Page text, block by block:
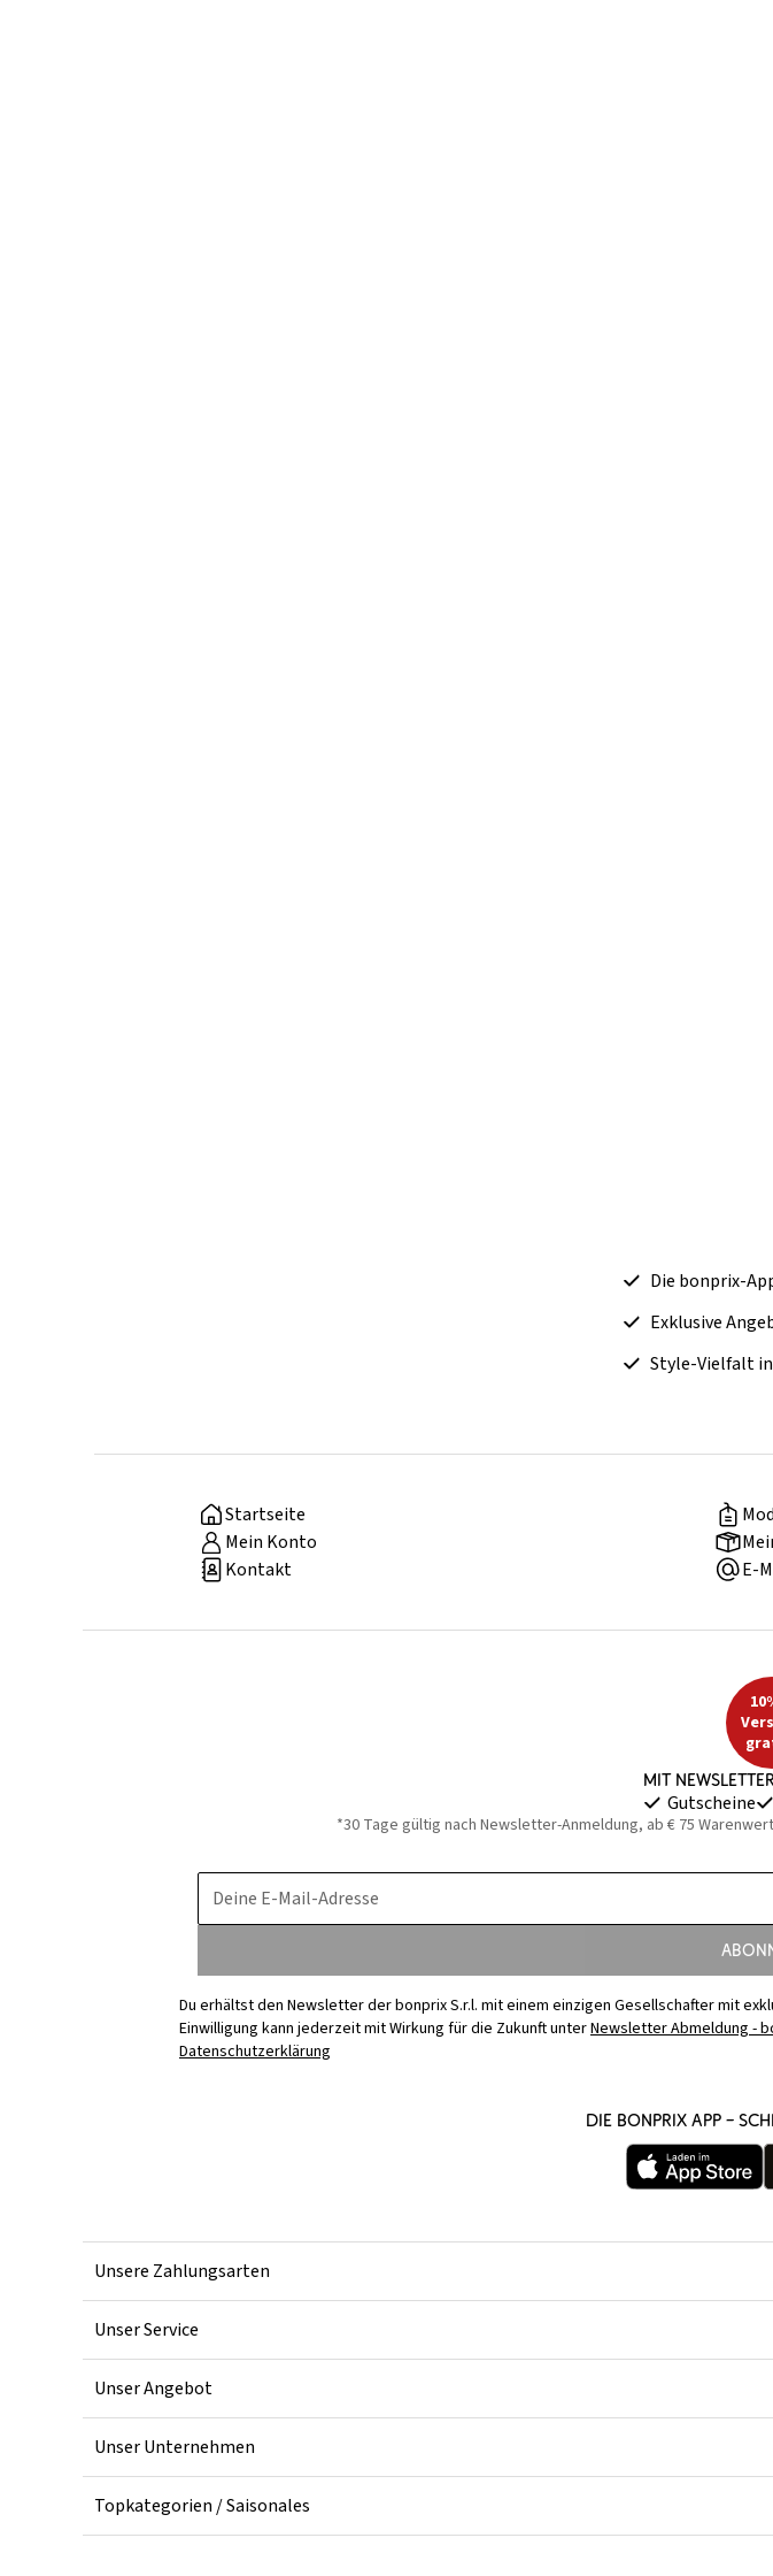
Die bonprix-
Exklusive
Style-Vielfalt
Startseite
Mein Konto
Kontakt
E-
Mit
Gutscheine
*30 Tage gültig nach Newsletter-Anmeldung, ab € 75
Deine E-Mail-Adresse
Du erhältst den Newsletter der bonprix S.r.l. mit einem einzigen Gesellschafter mit
Einwilligung kann jederzeit mit Wirkung für die Zukunft unterNewsletter Abmeldung -
Datenschutzerklärung
Die bonprix App –
Unsere Zahlungsarten
Unser Service
Unser Angebot
Unser Unternehmen
Topkategorien / Saisonales